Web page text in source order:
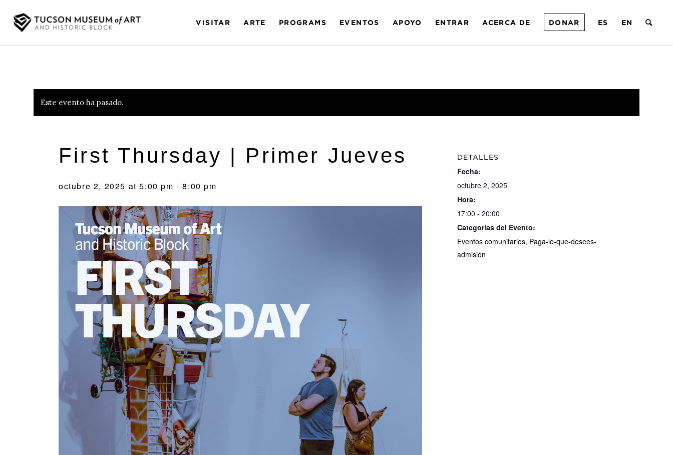
VISITAR ARTE PROGRAMS EVENTOS APOYO ENTRAR ACERCA DE DONAR ES EN
Este evento ha pasado.
First Thursday | Primer Jueves
octubre 2, 2025 at 5:00 pm -8:00 pm
DETALLES
Fecha:
octubre 2, 2025
Hora:
17:00 - 20:00
Categorías del Evento:
Eventos comunitarios, Paga-lo-que-desees-
admisión